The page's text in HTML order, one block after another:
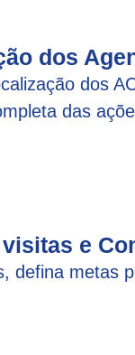
dos
dos
das
e
defina metas